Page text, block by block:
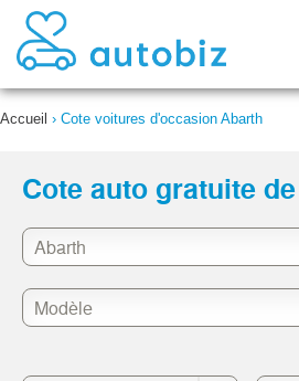
Accueil › Cote voitures d'occasion Abarth
Cote auto gratuite